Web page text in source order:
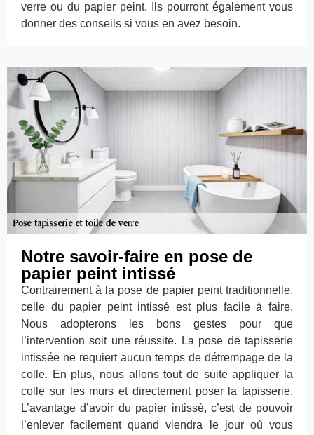
verre ou du papier peint. Ils pourront également vous
donner des conseils si vous en avez besoin.
Notre savoir-faire en pose de
papier peint intissé
Contrairement à la pose de papier peint traditionnelle,
celle du papier peint intissé est plus facile à faire.
Nous adopterons les bons gestes pour que
l’intervention soit une réussite. La pose de tapisserie
intissée ne requiert aucun temps de détrempage de la
colle. En plus, nous allons tout de suite appliquer la
colle sur les murs et directement poser la tapisserie.
L’avantage d’avoir du papier intissé, c’est de pouvoir
l’enlever facilement quand viendra le jour où vous